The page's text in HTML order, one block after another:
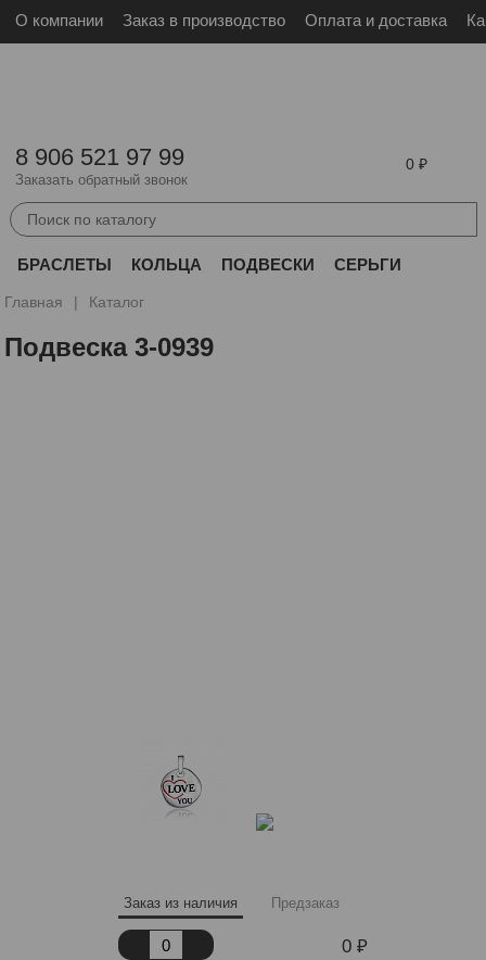
О компании Заказ в производство Оплата и доставка
0
8 906 521 97 99
Заказать обратный звонок
БРАСЛЕТЫ КОЛЬЦА ПОДВЕСКИ
СЕРЬГИ
ДРУГОЕ
Главная Каталог
Подвеска 3-0939
Заказ из наличия Предзаказ
0